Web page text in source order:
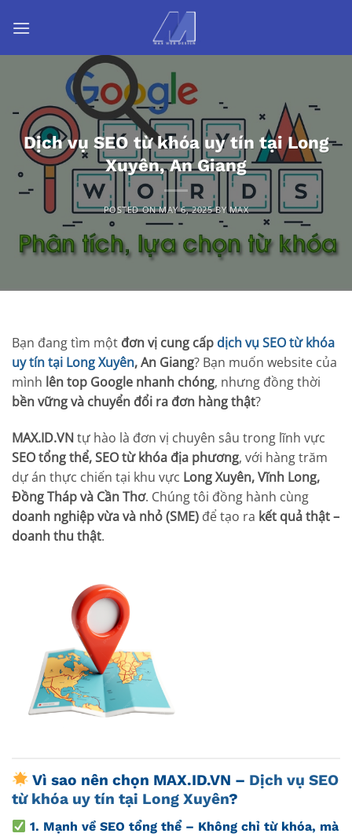
Dịch vụ SEO từ khóa uy tín tại Long
Xuyên, An Giang
POSTED ONMAY 6, 2025 BYMAX
Bạn đang tìm một đơn vị cung cấp dịch vụ SEO từ khóa
uy tín tại Long Xuyên, An Giang? Bạn muốn website của
mình lên top Google nhanh chóng, nhưng đồng thời
bền vững và chuyển đổi ra đơn hàng thật?
MAX.ID.VNtự hào là đơn vị chuyên sâu trong lĩnh vực
SEO tổng thể, SEO từ khóa địa phương, với hàng trăm
dự án thực chiến tại khu vực Long Xuyên, Vĩnh Long,
Đồng Tháp và Cần Thơ. Chúng tôi đồng hành cùng
doanh nghiệp vừa và nhỏ (SME) để tạo ra kết quả thật –
doanh thu thật.
Vì sao nên chọn MAX.ID.VN – Dịch vụ SEO
từ khóa uy tín tại Long Xuyên?
1. Mạnh về SEO tổng thể – Không chỉ từ khóa, mà